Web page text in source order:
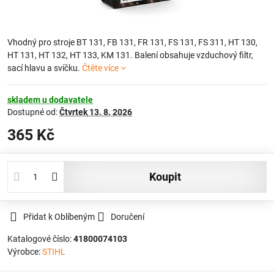
Vhodný pro stroje BT 131, FB 131, FR 131, FS 131, FS 311, HT 130,
HT 131, HT 132, HT 133, KM 131. Balení obsahuje vzduchový filtr,
sací hlavu a svíčku. Čtěte více
skladem u dodavatele
Dostupné od:Čtvrtek 13. 8. 2026
365 Kč
koupit
Přidat k Oblíbeným Doručení
Katalogové číslo:41800074103
Výrobce:STIHL